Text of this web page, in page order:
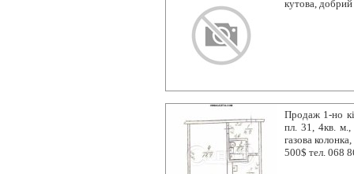
кутова,
Продаж 1-но
пл. 31, 4кв. м.,
газова
500$ тел. 068